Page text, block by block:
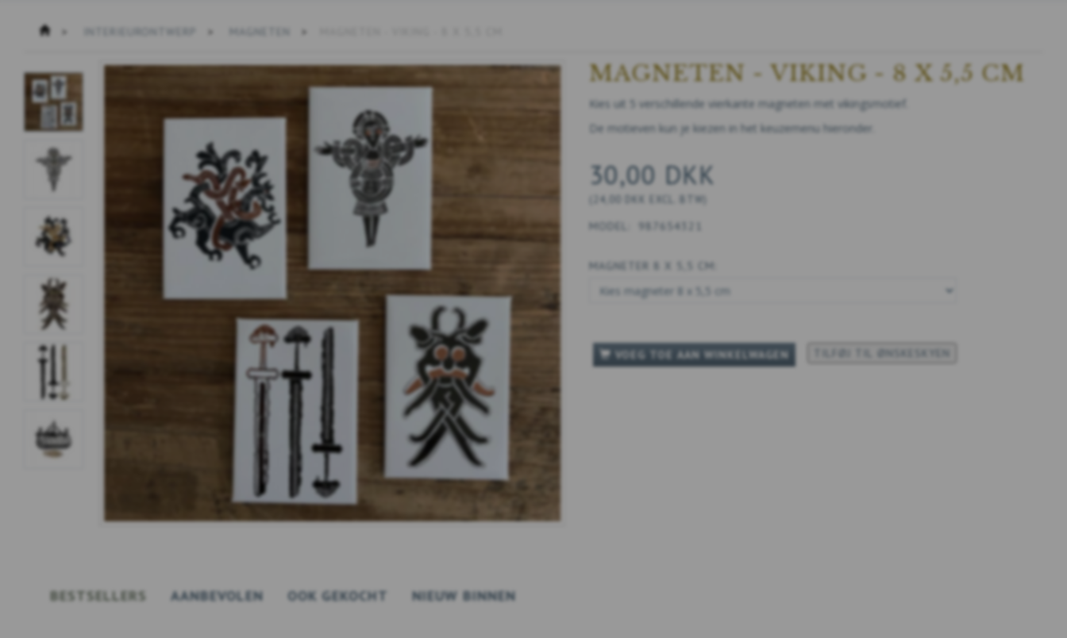
INTERIEURONTWERP MAGNETEN
MAGNETEN - VIKING - 8 X 5,5 CM
Kies uit 5 verschillende vierkante magneten met vikingsmotief.
De motieven kun je kiezen in het keuzemenu hieronder.
30,00 DKK
24,00 DKK EXCL. BTW
MODEL: 987654321
MAGNETER 8 X 5,5 CM:
VOEG TOE AAN WINKELWAGEN TILFØJ TIL ØNSKESKYEN
BESTSELLERS AANBEVOLEN OOK GEKOCHT NIEUW BINNEN